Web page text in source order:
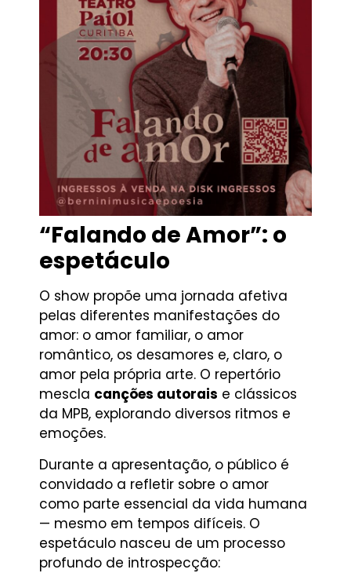
“Falando de Amor”: o
espetáculo
O show propõe uma jornada afetiva
pelas diferentes manifestações do
amor: o amor familiar, o amor
romântico, os desamores e, claro, o
amor pela própria arte. O repertório
mescla canções autorais e clássicos
da MPB, explorando diversos ritmos e
emoções.
Durante a apresentação, o público é
convidado a refletir sobre o amor
como parte essencial da vida humana
— mesmo em tempos difíceis. O
espetáculo nasceu de um processo
profundo de introspecção: